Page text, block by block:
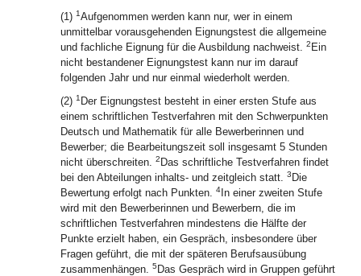
(1) 1Aufgenommen werden kann nur, wer in einem
unmittelbar vorausgehenden Eignungstest die allgemeine
und fachliche Eignung für die Ausbildung nachweist. 2 Ein
nicht bestandener Eignungstest kann nur im darauf
folgenden Jahr und nur einmal wiederholt werden.
(2) 1 Der Eignungstest besteht in einer ersten Stufe aus
einem schriftlichen Testverfahren mit den Schwerpunkten
Deutsch und Mathematik für alle Bewerberinnen und
Bewerber; die Bearbeitungszeit soll insgesamt 5 Stunden
nicht überschreiten. 2 Das schriftliche Testverfahren findet
bei den Abteilungen inhalts- und zeitgleich statt. 3 Die
Bewertung erfolgt nach Punkten. 4 In einer zweiten Stufe
wird mit den Bewerberinnen und Bewerbern, die im
schriftlichen Testverfahren mindestens die Hälfte der
Punkte erzielt haben, ein Gespräch, insbesondere über
Fragen geführt, die mit der späteren Berufsausübung
zusammenhängen. 5 Das Gespräch wird in Gruppen geführt